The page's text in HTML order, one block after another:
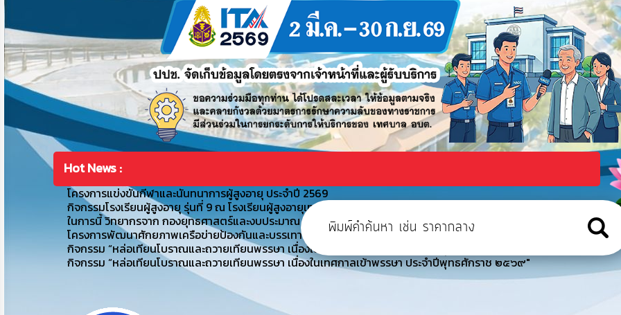
Hot News :
โครงการแข่งขันกีฬาและนันทนาการผู้สูงอายุ ประจำปี 2569
กิจกรรมโรงเรียนผู้สูงอายุ รุ่นที่ 9 ณ โรงเรียนผู้สูงอายุเทศบาลเมืองเทพวงศา ตำบลเขมราฐ อำเภอเขมราฐ จังหวัดอุบลราชธา
ในการนี้ วิทยากรจาก กองยุทธศาสตร์และงบประมาณ
โครงการพัฒนาศักยภาพเครือข่ายป้องกันและบรรเทาสาธารณภัย ประจำปีงบประมาณ พ.ศ. 2569
กิจกรรม “หล่อเทียนโบราณและถวายเทียนพรรษา เนื่องในเทศกาลเข้าพรรษา ประจำปีพุทธศักราช ๒๕๖๙"
กิจกรรม “หล่อเทียนโบราณและถวายเทียนพรรษา เนื่องในเทศกาลเข้าพรรษา ประจำปีพุทธศักราช ๒๕๖๙"